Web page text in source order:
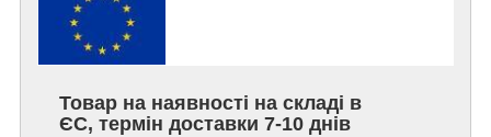
Товар на наявності на складі в
ЄС, термін доставки 7-10 днів